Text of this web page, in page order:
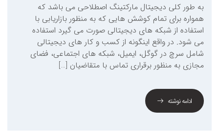
به طور کلی دیجیتال مارکتینگ اصطلاحی می باشد که
همواره برای تمام کوشش هایی که به منظور بازاریابی با
استفاده از شبکه های دیجیتالی صورت می گیرد استفاده
می شود. در واقع اینگونه از کسب و کار های دیجیتالی
شامل سرچ در گوگل، ایمیل، شبکه های اجتماعی، فضای
مجازی به منظور برقراری تماس با متقاضیان […]
ادامه نوشته